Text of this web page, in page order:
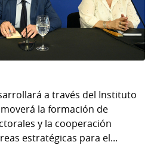
a través del Instituto
la formación de
y la cooperación
estratégicas para el...